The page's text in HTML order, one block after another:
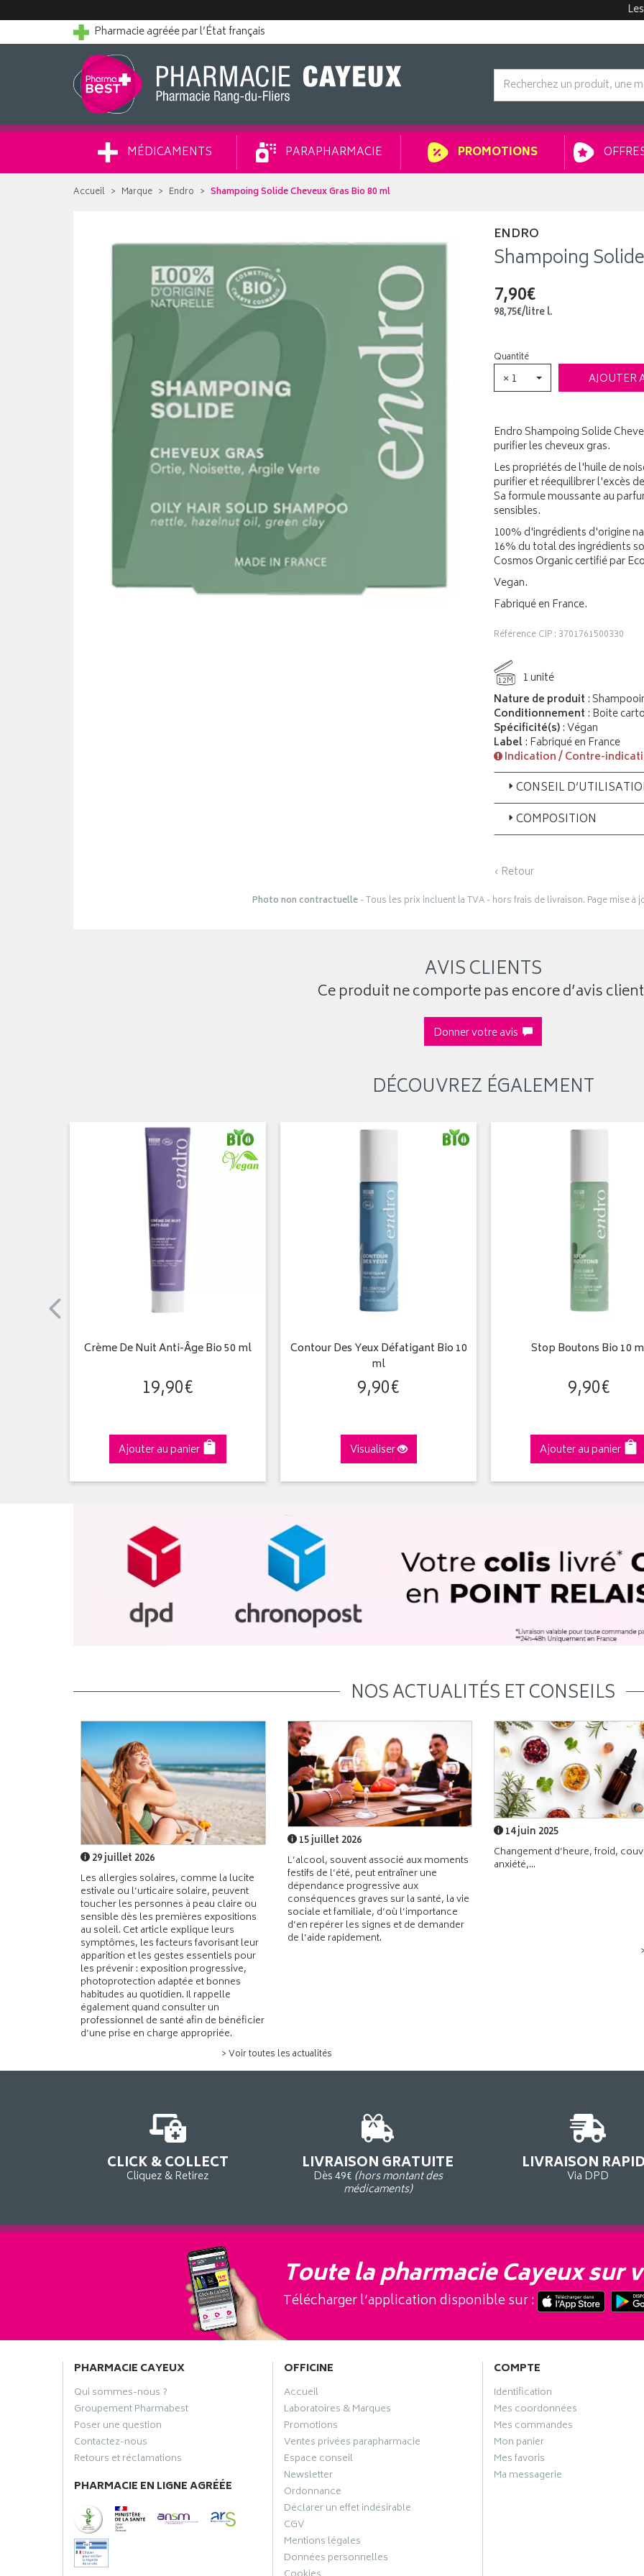
Les
Pharmacie agréée par l’État français
MÉDICAMENTS PARAPHARMACIE PROMOTIONS
Accueil Marque Endro Shampoing Solide Cheveux Gras Bio 80 ml
ENDRO
Shampoing
7,90€
98,75€/litrel.
Quantité
× 1 AJOUTER
Endro Shampoing Solide
purifier les cheveux gras.
Les propriétés de l'huile de
purifier et réequilibrer l'excès
Sa formule moussante au
sensibles.
100% d'ingrédients d'origine
16% du total des ingrédients
Cosmos Organic certifié par
Vegan.
Fabriqué en France.
Référence CIP : 3701761500330
12M
1 unité
Nature de produit :
Conditionnement : Boite
Spécificité(s): Végan
Label: Fabriqué en France
Indication / Contre-
CONSEIL
COMPOSITION
‹ Retour
Photo non contractuelle- Tous les prix incluent la TVA - hors frais de livraison. Page mise à
AVIS CLIENTS
Ce produit ne comporte pas encore d’avis
Donner votre avis
DÉCOUVREZ ÉGALEMENT
Crème De Nuit Anti-Âge Bio 50 ml
19,90€
Ajouter au panier
Contour Des Yeux Défatigant Bio 10
ml
9,90€
Visualiser
Stop Boutons Bio 10
9,90€
Ajouter au panier
NOS ACTUALITÉS ET CONSEILS
29 juillet 2026
Les allergies solaires, comme la lucite
estivale ou l’urticaire solaire, peuvent
toucher les personnes à peau claire ou
sensible dès les premières expositions
au soleil. Cet article explique leurs
symptômes, les facteurs favorisant leur
apparition et les gestes essentiels pour
les prévenir : exposition progressive,
photoprotection adaptée et bonnes
habitudes au quotidien. Il rappelle
également quand consulter un
professionnel de santé afin de bénéficier
d’une prise en charge appropriée.
15 juillet 2026
L’alcool, souvent associé aux moments
festifs de l’été, peut entraîner une
dépendance progressive aux
conséquences graves sur la santé, la vie
sociale et familiale, d’où l’importance
d’en repérer les signes et de demander
de l’aide rapidement.
> Voir toutes les actualités
14 juin 2025
Changement d’heure, froid,
anxiété,...
CLICK & COLLECT
Cliquez & Retirez
LIVRAISON GRATUITE
Dès 49€ (hors montant des
médicaments)
LIVRAISON
Via DPD
Toute la pharmacie Cayeux sur
Télécharger l’application disponible sur :
PHARMACIE CAYEUX
Qui sommes-nous ?
Groupement Pharmabest
Poser une question
Contactez-nous
Retours et réclamations
PHARMACIE EN LIGNE AGRÉÉE
OFFICINE
Accueil
Laboratoires & Marques
Promotions
Ventes privées parapharmacie
Espace conseil
Newsletter
Ordonnance
Déclarer un effet indésirable
CGV
Mentions légales
Données personnelles
COMPTE
Identification
Mes coordonnées
Mes commandes
Mon panier
Mes favoris
Ma messagerie